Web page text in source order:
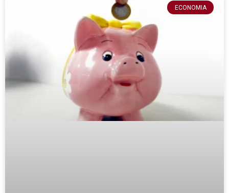
ECONOMIA